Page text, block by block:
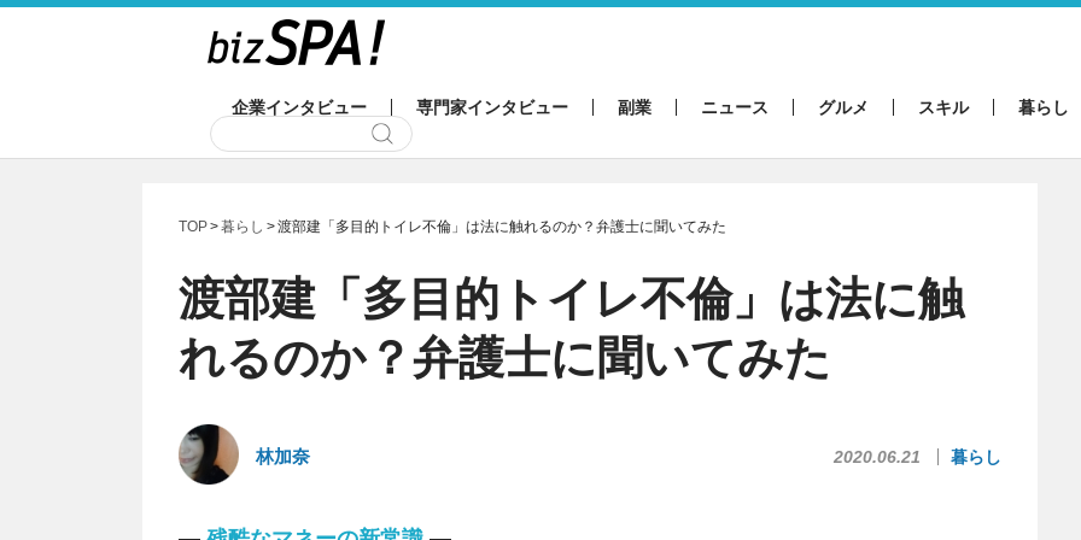
企業インタビュー 専門家インタビュー 副業 ニュース グルメ スキル 暮らし
TOP 暮らし 渡部建「多目的トイレ不倫」は法に触れるのか？弁護士に聞いてみた
渡部建「多目的トイレ不倫」は法に触
れるのか？弁護士に聞いてみた
林加奈 2020.06.21 暮らし